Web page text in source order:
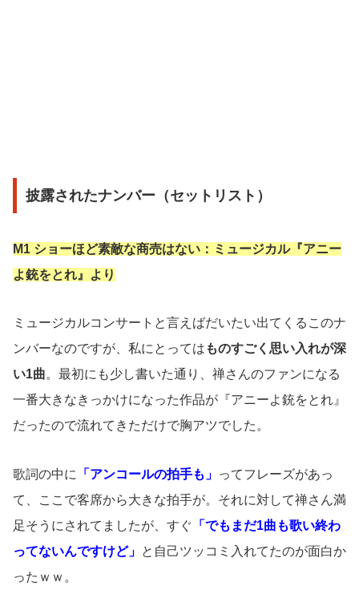
披露されたナンバー（セットリスト）
M1 ショーほど素敵な商売はない：ミュージカル『アニー
よ銃をとれ』より
ミュージカルコンサートと言えばだいたい出てくるこのナ
ンバーなのですが、私にとっては ものすごく思い入れが深
い1曲。最初にも少し書いた通り、禅さんのファンになる
一番大きなきっかけになった作品が『アニーよ銃をとれ』
だったので流れてきただけで胸アツでした。
歌詞の中に 「アンコールの拍手も」 ってフレーズがあっ
て、ここで客席から大きな拍手が。それに対して禅さん満
足そうにされてましたが、すぐ 「でもまだ1曲も歌い終わ
ってないんですけど」 と自己ツッコミ入れてたのが面白か
ったｗｗ。